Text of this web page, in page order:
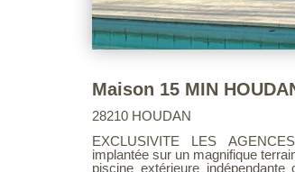
28210 HOUDAN
EXCLUSIVITE LES AGENCES UNIES cette
implantée sur un magnifique
piscine extérieure indépendante chauffée. Au rez-de-chaussée,